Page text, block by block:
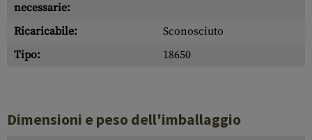
necessarie:
Ricaricabile:
Sconosciuto
Tipo:
18650
Dimensioni e peso dell'imballaggio